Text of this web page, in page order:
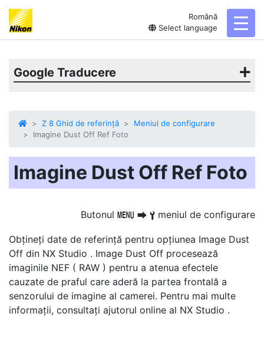
Română
Select language
Google Traducere
Z 8 Ghid de referință
Meniul de configurare
Imagine Dust Off Ref Foto
Imagine Dust Off Ref Foto
Butonul G U B meniul de configurare
Obțineți date de referință pentru opțiunea Image Dust
Off din NX Studio . Image Dust Off procesează
imaginile NEF ( RAW ) pentru a atenua efectele
cauzate de praful care aderă la partea frontală a
senzorului de imagine al camerei. Pentru mai multe
informații, consultați ajutorul online al NX Studio .